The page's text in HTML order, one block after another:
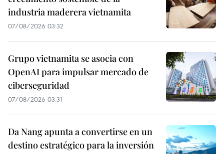
industria maderera vietnamita
07/08/2026 03:32
Grupo vietnamita se asocia con
OpenAI para impulsar mercado de
ciberseguridad
07/08/2026 03:31
Da Nang apunta a convertirse en un
destino estratégico para la inversión